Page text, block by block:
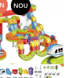
NOU